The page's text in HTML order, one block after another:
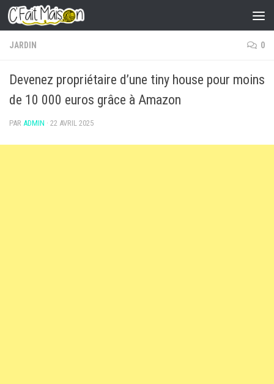
Skip to content
JARDIN 0
Devenez propriétaire d’une tiny house pour moins
de 10 000 euros grâce à Amazon
PAR ADMIN · 22 AVRIL 2025